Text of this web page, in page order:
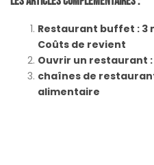
Restaurant buffet : 3
Coûts de revient
Ouvrir un restaurant
chaînes de
alimentaire